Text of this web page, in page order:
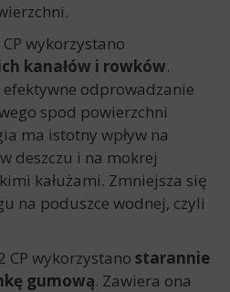
wykorzystano
kanałów i rowków.
odprowadzanie
spod powierzchni
ma istotny wpływ na
deszczu i na mokrej
kałużami. Zmniejsza się
na poduszce wodnej, czyli
CP wykorzystano starannie
gumową. Zawiera ona